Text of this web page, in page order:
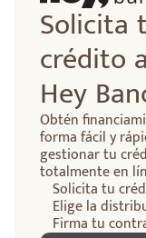
Solicita
crédito
Hey
Obtén
forma fácil y
gestionar tu
totalmente en
Solicita tu
Elige la
Firma tu